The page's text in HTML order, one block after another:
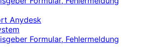
Anydesk
Formular, Fehlermeldung